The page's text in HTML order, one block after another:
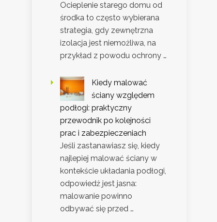
Ocieplenie starego domu od
środka to często wybierana
strategia, gdy zewnętrzna
izolacja jest niemożliwa, na
przykład z powodu ochrony …
Kiedy malować
ściany względem
podłogi: praktyczny
przewodnik po kolejności
prac i zabezpieczeniach
Jeśli zastanawiasz się, kiedy
najlepiej malować ściany w
kontekście układania podłogi,
odpowiedź jest jasna:
malowanie powinno
odbywać się przed …